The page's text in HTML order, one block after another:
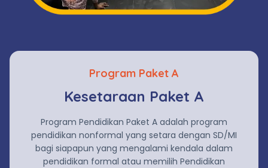
Program Paket A
Kesetaraan Paket A
Program Pendidikan Paket A adalah program
pendidikan nonformal yang setara dengan SD/MI
bagi siapapun yang mengalami kendala dalam
pendidikan formal atau memilih Pendidikan